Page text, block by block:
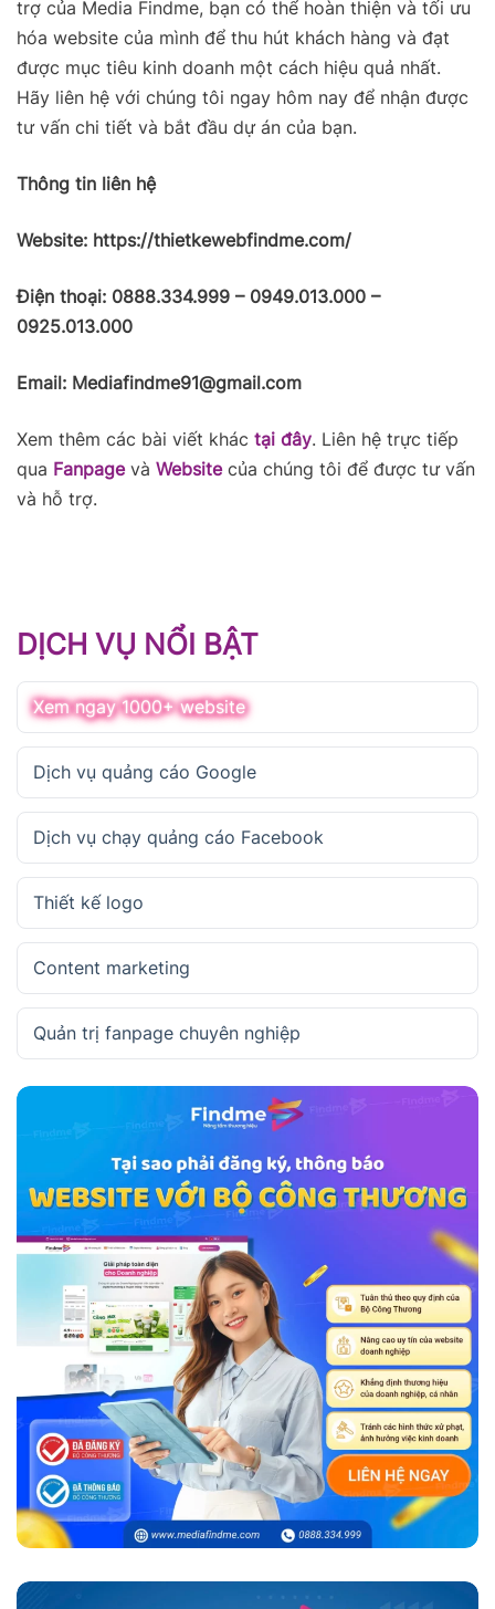
trợ của Media Findme, bạn có thể hoàn thiện và tối ưu
hóa website của mình để thu hút khách hàng và đạt
được mục tiêu kinh doanh một cách hiệu quả nhất.
Hãy liên hệ với chúng tôi ngay hôm nay để nhận được
tư vấn chi tiết và bắt đầu dự án của bạn.
Thông tin liên hệ
Website: https://thietkewebfindme.com/
Điện thoại: 0888.334.999 – 0949.013.000 –
0925.013.000
Email: Mediafindme91@gmail.com
Xem thêm các bài viết khác tại đây. Liên hệ trực tiếp
qua Fanpagevà Websitecủa chúng tôi để được tư vấn
và hỗ trợ.
DỊCH VỤ NỔI BẬT
Xem ngay 1000+ website
Dịch vụ quảng cáo Google
Dịch vụ chạy quảng cáo Facebook
Thiết kế logo
Content marketing
Quản trị fanpage chuyên nghiệp